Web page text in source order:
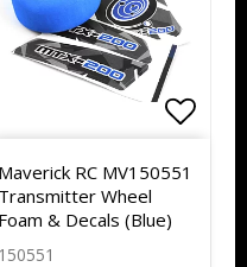
i favoritlistan
Lägg
Maverick RC MV150551
Transmitter Wheel
Foam & Decals (Blue)
150551